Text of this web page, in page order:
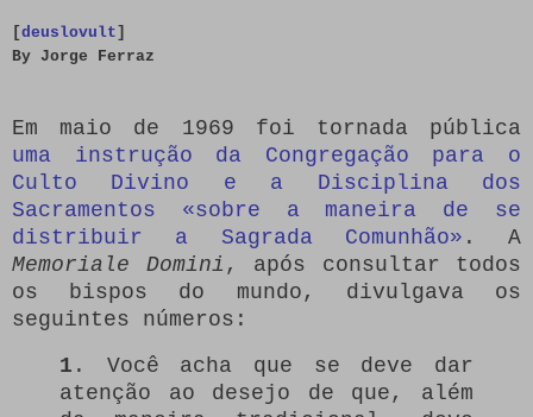
[deuslovult ]
By Jorge Ferraz
Em maio de 1969 foi tornada pública
uma instrução da Congregação para o
Culto Divino e a Disciplina dos
Sacramentos «sobre a maneira de se
distribuir a Sagrada Comunhão» . A
Memoriale Domini , após consultar todos
os bispos do mundo, divulgava os
seguintes números:
1 . Você acha que se deve dar
atenção ao desejo de que, além